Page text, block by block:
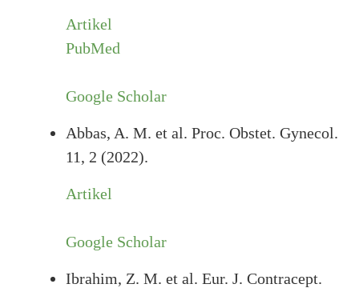
Artikel
PubMed
Google Scholar
Abbas, A. M. et al. Proc. Obstet. Gynecol.
11, 2 (2022).
Artikel
Google Scholar
Ibrahim, Z. M. et al. Eur. J. Contracept.